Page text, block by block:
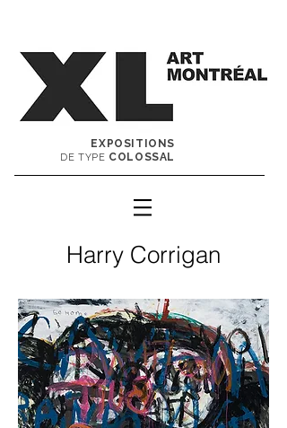
EXPOSITIONS
DE TYPE COLOSSAL
Harry Corrigan